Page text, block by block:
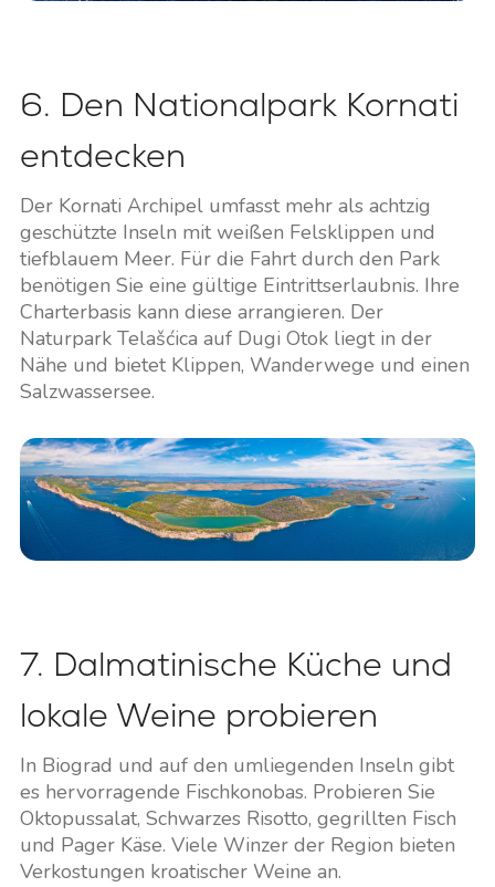
6. Den Nationalpark Kornati
entdecken
Der Kornati Archipel umfasst mehr als achtzig
geschützte Inseln mit weißen Felsklippen und
tiefblauem Meer. Für die Fahrt durch den Park
benötigen Sie eine gültige Eintrittserlaubnis. Ihre
Charterbasis kann diese arrangieren. Der
Naturpark Telašćica auf Dugi Otok liegt in der
Nähe und bietet Klippen, Wanderwege und einen
Salzwassersee.
7. Dalmatinische Küche und
lokale Weine probieren
In Biograd und auf den umliegenden Inseln gibt
es hervorragende Fischkonobas. Probieren Sie
Oktopussalat, Schwarzes Risotto, gegrillten Fisch
und Pager Käse. Viele Winzer der Region bieten
Verkostungen kroatischer Weine an.